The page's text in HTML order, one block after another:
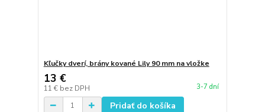
Kľučky dverí, brány kované Lily 90 mm na vložke
13 €
11 € bez DPH 3-7 dní
Pridať do košíka